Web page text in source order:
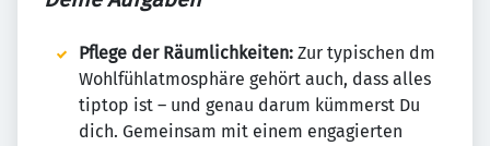
Pflege der Räumlichkeiten: Zur typischen dm
Wohlfühlatmosphäre gehört auch, dass alles
tiptop ist – und genau darum kümmerst Du
dich. Gemeinsam mit einem engagierten